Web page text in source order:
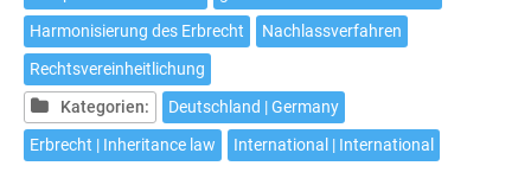
EUErbVO
Harmonisierung des Erbrecht
Nachlassverfahren
Rechtsvereinheitlichung
Kategorien:
Deutschland | Germany
Erbrecht | Inheritance law
International | International